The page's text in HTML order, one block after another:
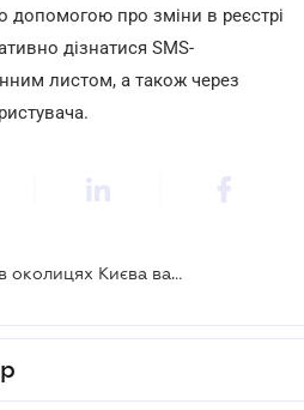
допомогою про зміни в реєстрі
дізнатися SMS-
листом, а також через
Під час придбання землі в околицях Києва важливо враховувати план розвитку інфраструктури